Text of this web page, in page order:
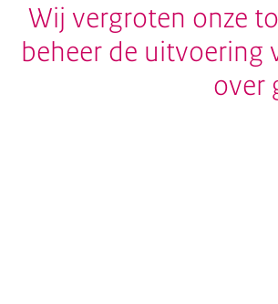
Wij vergroten onze
beheer de uitvoering
over